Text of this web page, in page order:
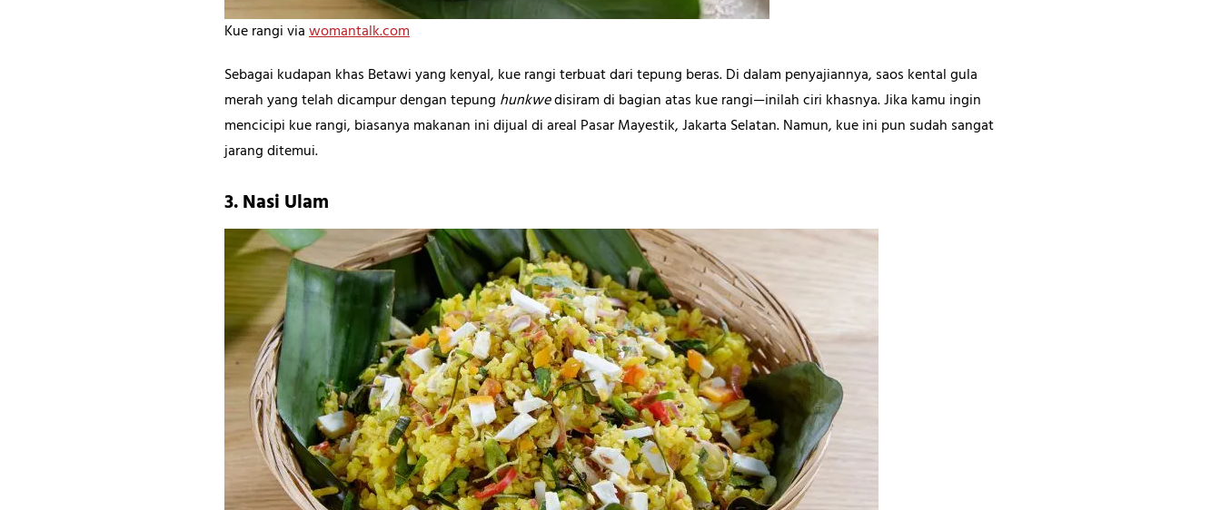
Kue rangi viawomantalk.com
Sebagai kudapan khas Betawi yang kenyal, kue rangi terbuat dari tepung beras. Di dalam penyajiannya, saos kental gula
merah yang telah dicampur dengan tepung hunkwedisiram di bagian atas kue rangi—inilah ciri khasnya. Jika kamu ingin
mencicipi kue rangi, biasanya makanan ini dijual di areal Pasar Mayestik, Jakarta Selatan. Namun, kue ini pun sudah sangat
jarang ditemui.
3. Nasi Ulam